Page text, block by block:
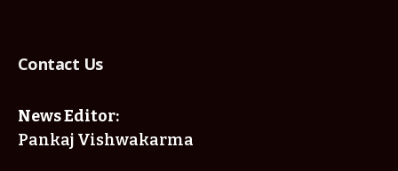
Contact Us
News Editor:
Pankaj Vishwakarma